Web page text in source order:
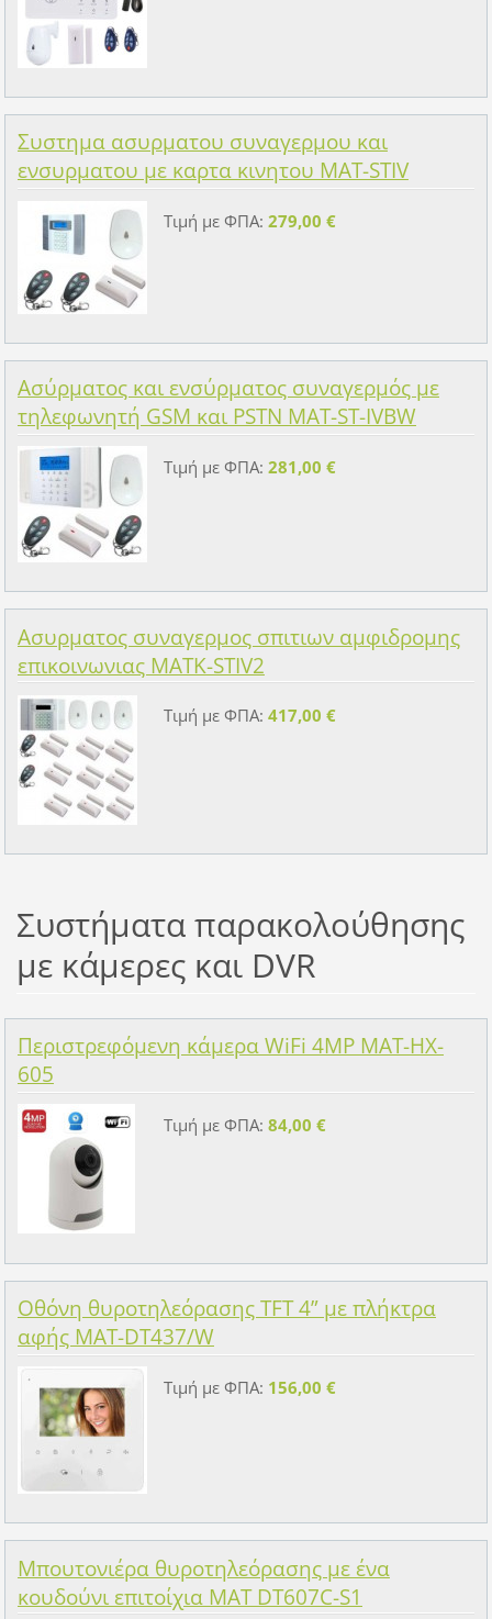
Συστημα ασυρματου συναγερμου και
ενσυρματου με καρτα κινητου MAT-STIV
Τιμή με ΦΠΑ: 279,00 €
Ασύρματος και ενσύρματος συναγερμός με
τηλεφωνητή GSM και PSTN MAT-ST-IVBW
Τιμή με ΦΠΑ: 281,00 €
Ασυρματος συναγερμος σπιτιων αμφιδρομης
επικοινωνιας MATK-STIV2
Τιμή με ΦΠΑ: 417,00 €
Συστήματα παρακολούθησης
με κάμερες και DVR
Περιστρεφόμενη κάμερα WiFi 4MP MAT-HX-
605
Τιμή με ΦΠΑ: 84,00 €
Οθόνη θυροτηλεόρασης TFT 4” με πλήκτρα
αφής MAT-DT437/W
Τιμή με ΦΠΑ: 156,00 €
Μπουτονιέρα θυροτηλεόρασης με ένα
κουδούνι επιτοίχια MAT DT607C-S1